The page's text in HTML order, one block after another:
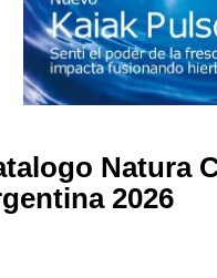
Natura
2026